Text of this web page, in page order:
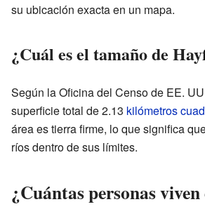
su ubicación exacta en un mapa.
¿Cuál es el tamaño de
Según la Oficina del Censo de EE.
superficie total de 2.13 kilómetros
área es tierra firme, lo que significa
ríos dentro de sus límites.
¿Cuántas personas